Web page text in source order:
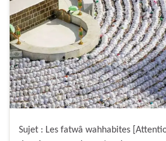
Sujet : Les fatwâ wahhabites